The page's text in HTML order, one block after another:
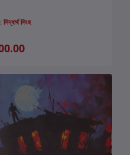
সিদ্ধার্থ সিংহ